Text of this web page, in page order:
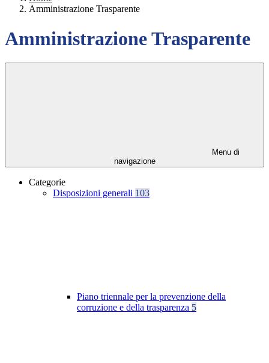
Amministrazione Trasparente
Amministrazione Trasparente
Menu di
navigazione
Categorie
Disposizioni generali 103
Piano triennale per la prevenzione della
corruzione e della trasparenza 5